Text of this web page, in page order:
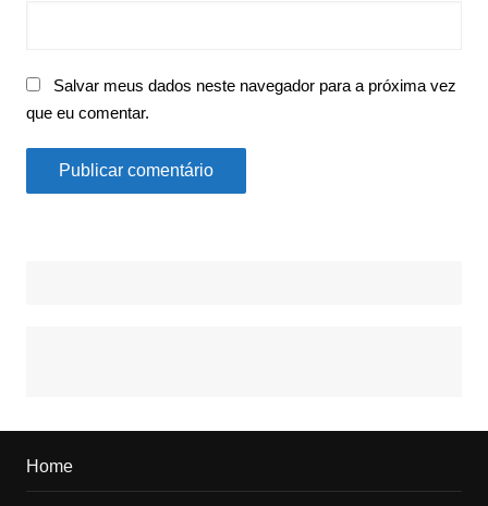
Salvar meus dados neste navegador para a próxima vez
que eu comentar.
Home